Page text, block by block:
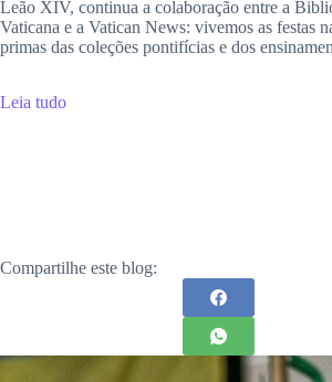
Leão XIV, continua a colaboração entre a
Vaticana e a Vatican News: vivemos as festas
primas das coleções pontifícias e dos
Leia tudo
Compartilhe este blog: